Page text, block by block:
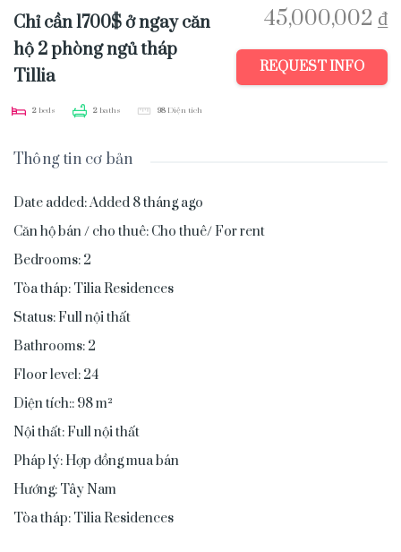
Chỉ cần 1700$ ở ngay căn
hộ 2 phòng ngủ tháp
Tillia
2 beds 2 baths 98 Diện tích
45,000,002 ₫
REQUEST INFO
Thông tin cơ bản
Date added:Added 8 tháng ago
Căn hộ bán / cho thuê: Cho thuê/ For rent
Bedrooms: 2
Tòa tháp: Tilia Residences
Status: Full nội thất
Bathrooms: 2
Floor level: 24
Diện tích:: 98m²
Nội thất: Full nội thất
Pháp lý: Hợp đồng mua bán
Hướng: Tây Nam
Tòa tháp: Tilia Residences